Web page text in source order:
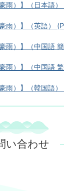
）】（日本語
雨）】（英語）
）】（中国語
）】（中国語
）】（韓国語
い合わせ